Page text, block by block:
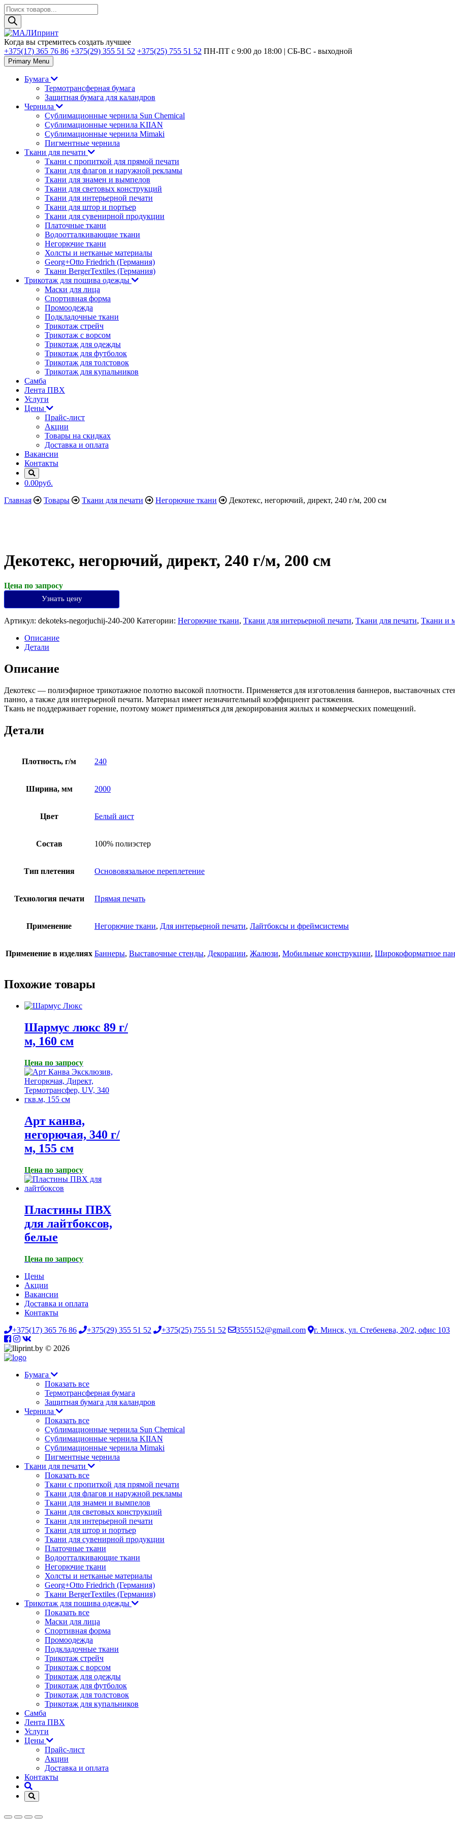
Поиск
товаров
Skip
to
content
Когда вы стремитесь создать лучшее
+375(17) 365 76 86 +375(29) 355 51 52 +375(25) 755 51 52 ПН-ПТ с 9:00 до 18:00 | CБ-ВС - выходной
Primary Menu
Бумага
Термотрансферная бумага
Защитная бумага для каландров
Чернила
Сублимационные чернила Sun Chemical
Сублимационные чернила KIIAN
Сублимационные чернила Mimaki
Пигментные чернила
Ткани для печати
Ткани с пропиткой для прямой печати
Ткани для флагов и наружной рекламы
Ткани для знамен и вымпелов
Ткани для световых конструкций
Ткани для интерьерной печати
Ткани для штор и портьер
Ткани для сувенирной продукции
Платочные ткани
Водоотталкивающие ткани
Негорючие ткани
Холсты и нетканые материалы
Georg+Otto Friedrich (Германия)
Ткани BergerTextiles (Германия)
Трикотаж для пошива одежды
Маски для лица
Спортивная форма
Промоодежда
Подкладочные ткани
Трикотаж стрейч
Трикотаж с ворсом
Трикотаж для одежды
Трикотаж для футболок
Трикотаж для толстовок
Трикотаж для купальников
Самба
Лента ПВХ
Услуги
Цены
Прайс-лист
Акции
Товары на скидках
Доставка и оплата
Вакансии
Контакты
0.00руб.
Главная
Товары Ткани для печати Негорючие ткани Декотекс, негорючий, директ, 240 г/м, 200 см
Декотекс, негорючий, директ, 240 г/м, 200 см
Цена по запросу
Узнать цену
Артикул: dekoteks-negorjuchij-240-200 Категории: Негорючие ткани, Ткани для интерьерной печати, Ткани для печати, Ткани и
Описание
Детали
Описание
Декотекс — полиэфирное трикотажное полотно высокой плотности. Применяется для изготовления баннеров, выставочных
панно, а также для интерьерной печати. Материал имеет незначительный коэффициент растяжения.
Ткань не поддерживает горение, поэтому может применяться для декорирования жилых и коммерческих помещений.
Детали
Плотность, г/м 240
Ширина, мм 2000
Цвет Белый аист
Состав 100% полиэстер
Тип плетения Основовязальное переплетение
Технология печати Прямая печать
Применение Негорючие ткани, Для интерьерной печати, Лайтбоксы и фреймсистемы
Применение в изделиях Баннеры, Выставочные стенды, Декорации, Жалюзи, Мобильные конструкции, Широкоформатное
Похожие товары
Шармус люкс 89 г/
м, 160 см
Цена по запросу
Арт канва,
негорючая, 340 г/
м, 155 см
Цена по запросу
Пластины ПВХ
для лайтбоксов,
белые
Цена по запросу
Цены
Акции
Вакансии
Доставка и оплата
Контакты
+375(17) 365 76 86
+375(29) 355 51 52 +375(25) 755 51 52 3555152@gmail.com г. Минск, ул. Стебенева, 20/2, офис 103
© 2026
Бумага
Показать все
Термотрансферная бумага
Защитная бумага для каландров
Чернила
Показать все
Сублимационные чернила Sun Chemical
Сублимационные чернила KIIAN
Сублимационные чернила Mimaki
Пигментные чернила
Ткани для печати
Показать все
Ткани с пропиткой для прямой печати
Ткани для флагов и наружной рекламы
Ткани для знамен и вымпелов
Ткани для световых конструкций
Ткани для интерьерной печати
Ткани для штор и портьер
Ткани для сувенирной продукции
Платочные ткани
Водоотталкивающие ткани
Негорючие ткани
Холсты и нетканые материалы
Georg+Otto Friedrich (Германия)
Ткани BergerTextiles (Германия)
Трикотаж для пошива одежды
Показать все
Маски для лица
Спортивная форма
Промоодежда
Подкладочные ткани
Трикотаж стрейч
Трикотаж с ворсом
Трикотаж для одежды
Трикотаж для футболок
Трикотаж для толстовок
Трикотаж для купальников
Самба
Лента ПВХ
Услуги
Цены
Прайс-лист
Акции
Доставка и оплата
Контакты